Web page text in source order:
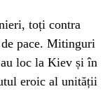
toți contra
pace. Mitinguri
loc la Kiev și în
eroic al unității